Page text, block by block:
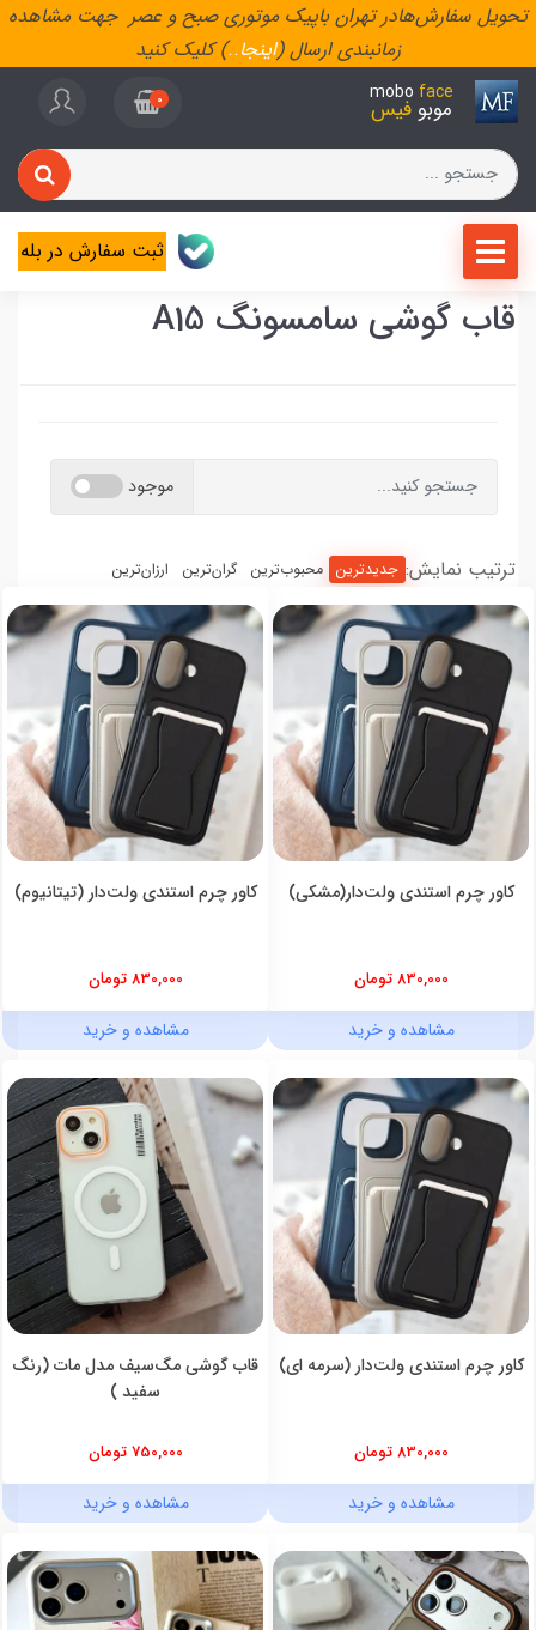
تحویل سفارش‌هادر تهران باپیک موتوری صبح و عصر جهت مشاهده
زمانبندی ارسال (اینجا..) کلیک کنید
mobo face
موبو فیس 0
ثبت سفارش در بله
قاب گوشی سامسونگ A15
موجود
ترتیب نمایش: جدیدترین محبوب‌ترین گران‌ترین ارزان‌ترین
کاور چرم استندی ولت‌دار(مشکی)
830,000 تومان
مشاهده و خرید
کاور چرم استندی ولت‌دار (تیتانیوم)
830,000 تومان
مشاهده و خرید
کاور چرم استندی ولت‌دار (سرمه ای)
830,000 تومان
مشاهده و خرید
قاب گوشی مگ‌سیف مدل مات (رنگ
سفید )
750,000 تومان
مشاهده و خرید